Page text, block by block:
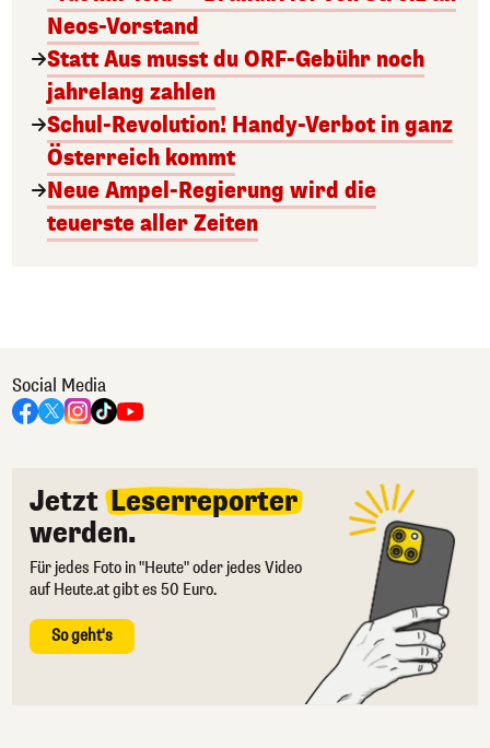
Neos-Vorstand
Statt Aus musst du ORF-Gebühr noch
jahrelang zahlen
Schul-Revolution! Handy-Verbot in ganz
Österreich kommt
Neue Ampel-Regierung wird die
teuerste aller Zeiten
Social Media
Jetzt Leserreporter
werden.
Für jedes Foto in "Heute" oder jedes Video
auf Heute.at gibt es 50 Euro.
So geht's